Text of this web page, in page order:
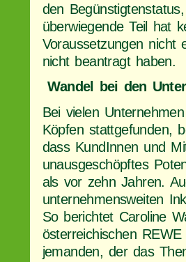
den
überwiegende Teil hat
Voraussetzungen nicht
nicht beantragt haben.
Wandel bei den
Bei vielen
Köpfen stattgefunden,
dass KundInnen und
unausgeschöpftes
als vor zehn Jahren.
unternehmensweiten
So berichtet Caroline
österreichischen
jemanden, der das